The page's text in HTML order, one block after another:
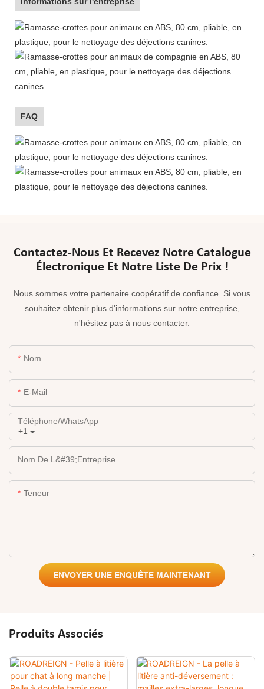
FAQ
Contactez-Nous Et Recevez Notre Catalogue
Électronique Et Notre Liste De Prix !
Nous sommes votre partenaire coopératif de confiance. Si vous
souhaitez obtenir plus d'informations sur notre entreprise,
n'hésitez pas à nous contacter.
Nom
E-Mail
+1
Téléphone/WhatsApp
Nom De L&#39;entreprise
Teneur
ENVOYER UNE ENQUÊTE MAINTENANT
Produits Associés